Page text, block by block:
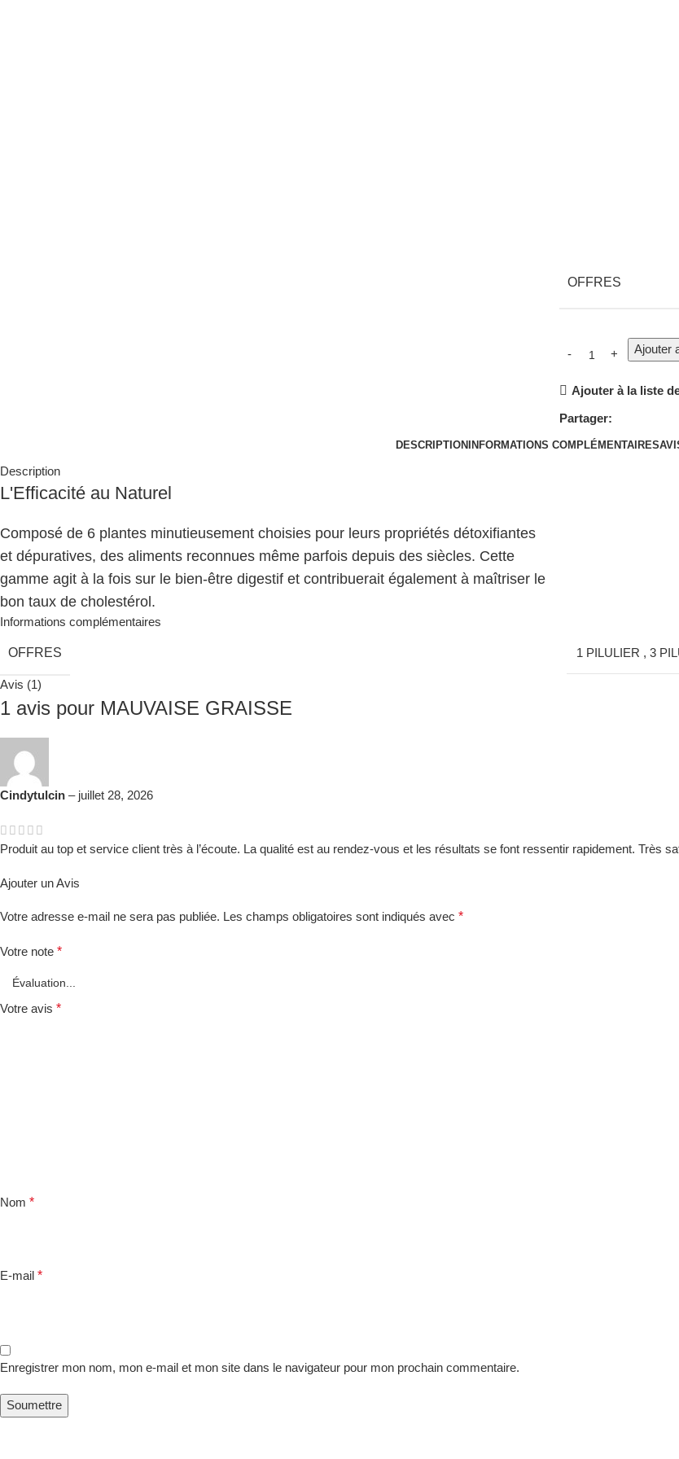
OFFRES
Ajouter
Ajouter à la liste
Partager:
DESCRIPTION INFORMATIONS COMPLÉMENTAIRES
Description
L'Efficacité au Naturel
Composé de 6 plantes minutieusement choisies pour leurs propriétés détoxifiantes
et dépuratives, des aliments reconnues même parfois depuis des siècles. Cette
gamme agit à la fois sur le bien-être digestif et contribuerait également à maîtriser le
bon taux de cholestérol.
Informations complémentaires
OFFRES 1 PILULIER , 3
Avis (1)
1 avis pour MAUVAISE GRAISSE
Cindytulcin – juillet 28, 2026
Produit au top et service client très à l’écoute. La qualité est au rendez-vous et les résultats se font ressentir rapidement. Très
Ajouter un Avis
Votre adresse e-mail ne sera pas publiée. Les champs obligatoires sont indiqués avec *
Votre note *
Votre avis *
Nom *
E-mail *
Enregistrer mon nom, mon e-mail et mon site dans le navigateur pour mon prochain commentaire.